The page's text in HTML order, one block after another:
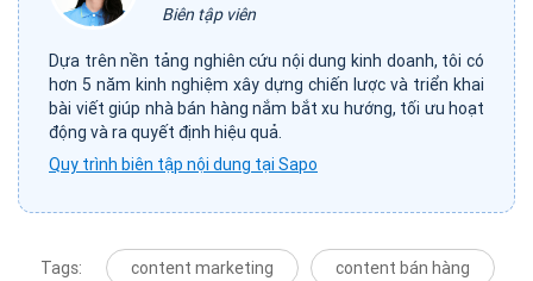
Biên tập viên
Dựa trên nền tảng nghiên cứu nội dung kinh doanh, tôi có
hơn 5 năm kinh nghiệm xây dựng chiến lược và triển khai
bài viết giúp nhà bán hàng nắm bắt xu hướng, tối ưu hoạt
động và ra quyết định hiệu quả.
Quy trình biên tập nội dung tại Sapo
Tags: content marketing content bán hàng